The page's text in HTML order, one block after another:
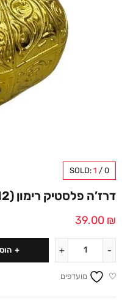
SOLD: 1 / 0
דרז’ה פלסטיק רימון (12 במארז) זהב
39.00 ₪
מועדפים